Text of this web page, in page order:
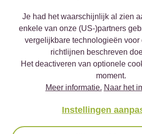
porties rijst koken - en tegelijkertijd
bediening van de elektrische
eenvoudiger: was de rijst, doe hem in
de tuimelschakelaar op "koken".
schakelt de rijstkoker automatisch
warmhoudstand. De rijst blijft tot 8 uur
Zelfs als je geliefden te laat zijn of als
Je had het waarschijnlijk al zien
enkele van onze (US-)partners
vergelijkbare technologieën voor
richtlijnen beschreven
Het deactiveren van optionele
moment.
Meer informatie. Naar het
Instellingen